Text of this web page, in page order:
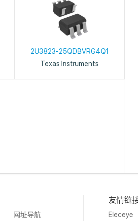
2U3823-25QDBVRG4Q1
Texas Instruments
网址导航
友情链
Eleceye